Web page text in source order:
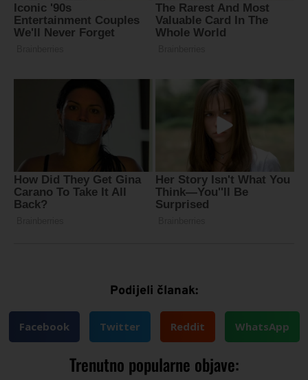
Podijeli članak:
Facebook Twitter Reddit WhatsApp
Trenutno popularne objave: